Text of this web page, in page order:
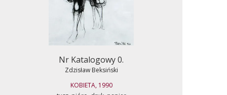
Nr Katalogowy 0.
Zdzisław Beksiński
KOBIETA, 1990